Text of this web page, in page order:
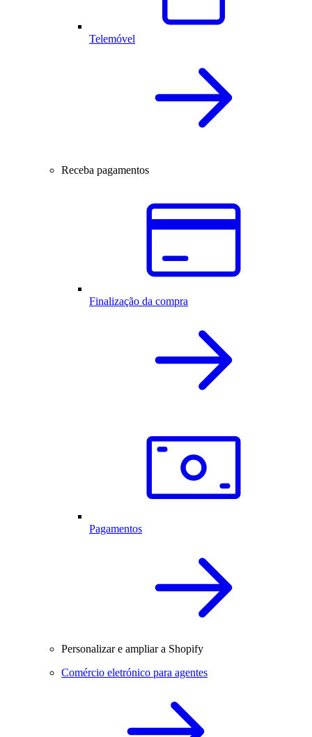
Telemóvel
Receba pagamentos
Finalização da compra
Pagamentos
Personalizar e ampliar a Shopify
Comércio eletrónico para agentes